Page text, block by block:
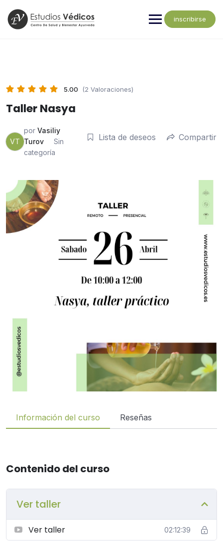
inscribirse
5.00 (2 Valoraciones)
Taller Nasya
VT
por Vasiliy
Turov
Sin
categoría
Lista de deseos Compartir
Información del curso Reseñas
Contenido del curso
Ver taller
Ver taller 02:12:39